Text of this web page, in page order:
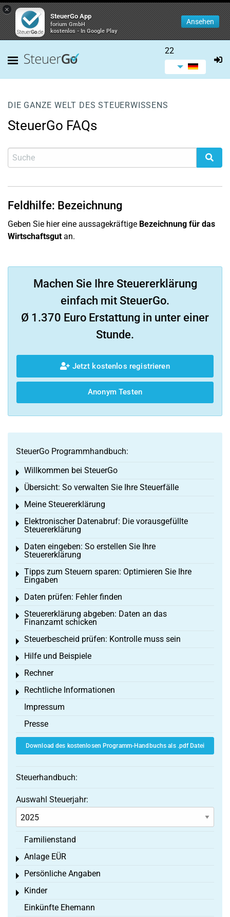
×
SteuerGo App
forium GmbH
kostenlos - In Google Play
Ansehen
22
DIE GANZE WELT DES STEUERWISSENS
SteuerGo FAQs
Feldhilfe: Bezeichnung
Geben Sie hier eine aussagekräftige Bezeichnung für das
Wirtschaftsgutan.
Machen Sie Ihre Steuererklärung
einfach mit SteuerGo.
Ø 1.370 Euro Erstattung in unter einer
Stunde.
Jetzt kostenlos registrieren
Anonym Testen
SteuerGo Programmhandbuch:
Willkommen bei SteuerGo
Toggle menu
Übersicht: So verwalten Sie Ihre Steuerfälle
Toggle menu
Meine Steuererklärung
Toggle menu
Elektronischer Datenabruf: Die vorausgefüllte
Steuererklärung
Toggle menu
Daten eingeben: So erstellen Sie Ihre
Steuererklärung
Toggle menu
Tipps zum Steuern sparen: Optimieren Sie Ihre
Eingaben
Toggle menu
Daten prüfen: Fehler finden
Toggle menu
Steuererklärung abgeben: Daten an das
Finanzamt schicken
Toggle menu
Steuerbescheid prüfen: Kontrolle muss sein
Toggle menu
Hilfe und Beispiele
Toggle menu
Rechner
Toggle menu
Rechtliche Informationen
Toggle menu
Impressum
Presse
Download des kostenlosen Programm-Handbuchs als .pdf Datei
Steuerhandbuch:
Auswahl Steuerjahr:
Familienstand
Anlage EÜR
Toggle menu
Persönliche Angaben
Toggle menu
Kinder
Toggle menu
Einkünfte Ehemann